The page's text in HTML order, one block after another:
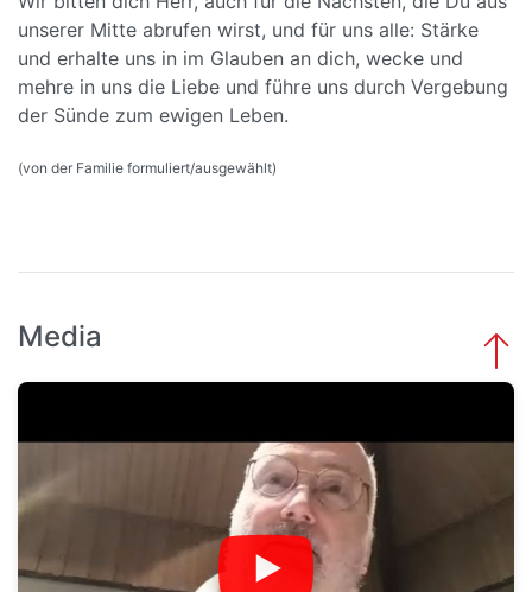
unserer Mitte abrufen wirst, und für uns alle: Stärke
und erhalte uns in im Glauben an dich, wecke und
mehre in uns die Liebe und führe uns durch Vergebung
der Sünde zum ewigen Leben.
(von der Familie formuliert/ausgewählt)
Media